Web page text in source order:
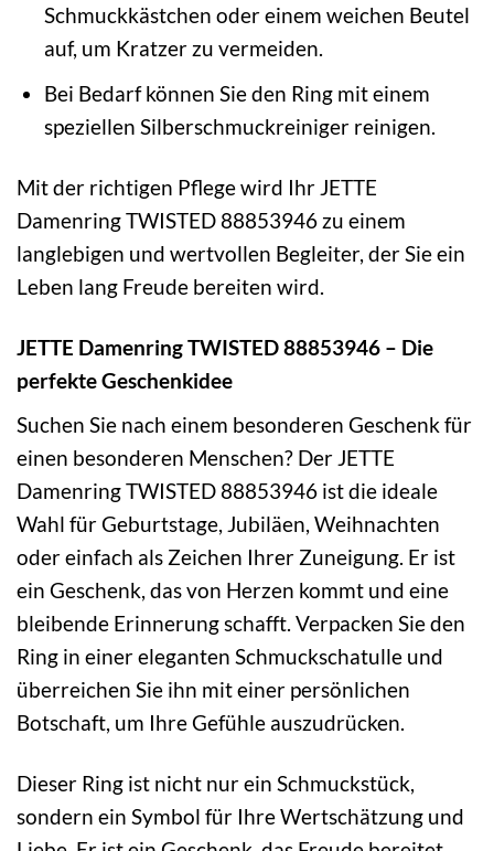
Schmuckkästchen oder einem weichen Beutel
auf, um Kratzer zu vermeiden.
Bei Bedarf können Sie den Ring mit einem
speziellen Silberschmuckreiniger reinigen.
Mit der richtigen Pflege wird Ihr JETTE
Damenring TWISTED 88853946 zu einem
langlebigen und wertvollen Begleiter, der Sie ein
Leben lang Freude bereiten wird.
JETTE Damenring TWISTED 88853946 – Die
perfekte Geschenkidee
Suchen Sie nach einem besonderen Geschenk für
einen besonderen Menschen? Der JETTE
Damenring TWISTED 88853946 ist die ideale
Wahl für Geburtstage, Jubiläen, Weihnachten
oder einfach als Zeichen Ihrer Zuneigung. Er ist
ein Geschenk, das von Herzen kommt und eine
bleibende Erinnerung schafft. Verpacken Sie den
Ring in einer eleganten Schmuckschatulle und
überreichen Sie ihn mit einer persönlichen
Botschaft, um Ihre Gefühle auszudrücken.
Dieser Ring ist nicht nur ein Schmuckstück,
sondern ein Symbol für Ihre Wertschätzung und